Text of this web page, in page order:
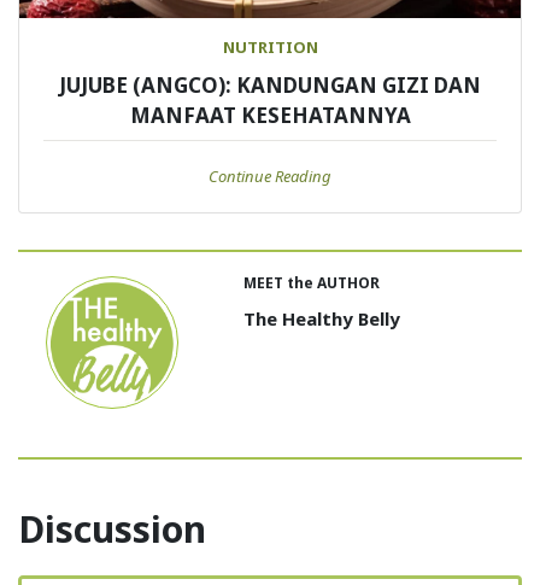
NUTRITION
JUJUBE (ANGCO): KANDUNGAN GIZI DAN
MANFAAT KESEHATANNYA
Continue Reading
MEET the AUTHOR
The Healthy Belly
Discussion